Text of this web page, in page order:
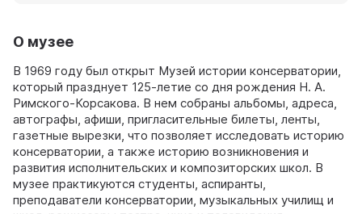
О музее
В 1969 году был открыт Музей истории консерватории,
который празднует 125-летие со дня рождения Н. А.
Римского-Корсакова. В нем собраны альбомы, адреса,
автографы, афиши, пригласительные билеты, ленты,
газетные вырезки, что позволяет исследовать историю
консерватории, а также историю возникновения и
развития исполнительских и композиторских школ. В
музее практикуются студенты, аспиранты,
преподаватели консерватории, музыкальных училищ и